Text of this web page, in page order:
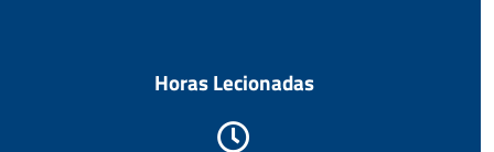
Horas Lecionadas